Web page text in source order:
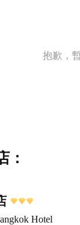
抱歉，
：
Hotel